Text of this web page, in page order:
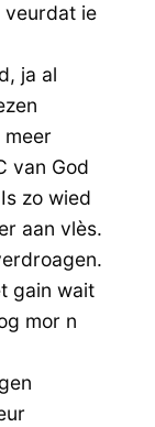
veurdat ie
ja al
van God
zo wied
aan vlès.
gain wait
mor n